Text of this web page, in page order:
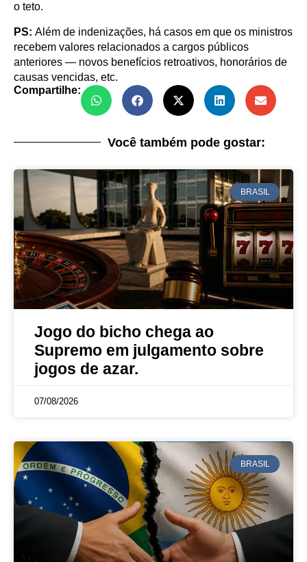
o teto.
PS: Além de indenizações, há casos em que os ministros
recebem valores relacionados a cargos públicos
anteriores — novos benefícios retroativos, honorários de
causas vencidas, etc.
Compartilhe:
Você também pode gostar:
BRASIL
Jogo do bicho chega ao
Supremo em julgamento sobre
jogos de azar.
07/08/2026
BRASIL